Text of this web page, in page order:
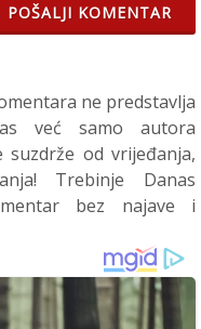
POŠALJI KOMENTAR
ne predstavlja
već samo autora
suzdrže od vrijeđanja,
Trebinje Danas
bez najave i